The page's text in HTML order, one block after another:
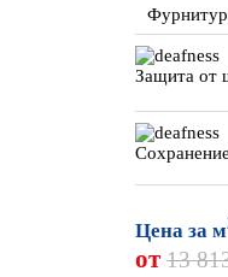
Защита от
Цена за м
от 13